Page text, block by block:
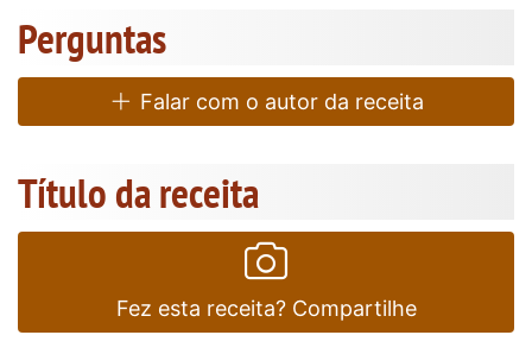
Perguntas
Falar com o autor da receita
Título da receita
Fez esta receita? Compartilhe